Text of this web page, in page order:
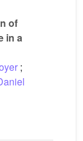
of
in a
;